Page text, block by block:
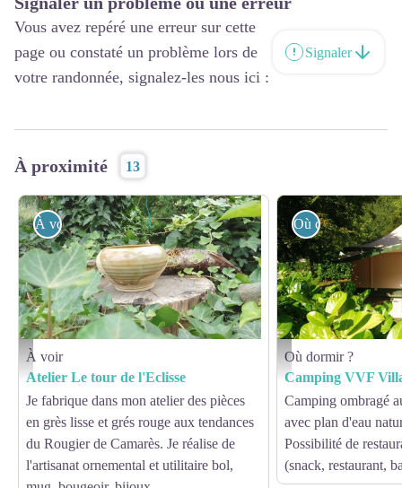
Vous avez repéré une erreur sur cette
page ou constaté un problème lors de
votre randonnée, signalez-les nous ici :
Signaler
À proximité 13
Atelier Le tour de l'Eclisse - Atelier Le tour de l'Eclisse
À voir
À voir
Atelier Le tour de l'Eclisse
Je fabrique dans mon atelier des pièces
en grès lisse et grés rouge aux tendances
du Rougier de Camarès. Je réalise de
l'artisanat ornemental et utilitaire bol,
Camping VVF Villages -
Où dormir ?
Où dormir ?
Camping VVF
Camping ombragé
avec plan d'eau
Possibilité de
(snack, restaurant,